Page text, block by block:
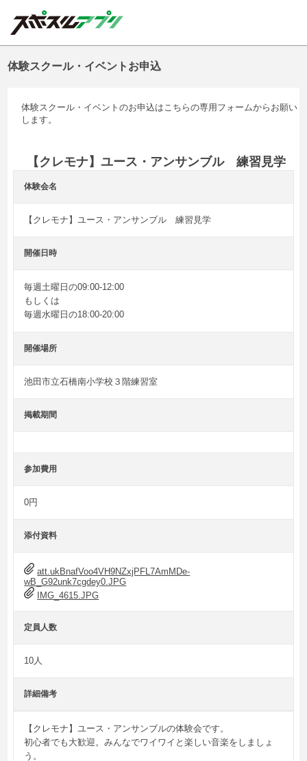
体験スクール・イベントお申込
体験スクール・イベントのお申込はこちらの専用フォームからお願い
します。
【クレモナ】ユース・アンサンブル 練習見学
体験会名
【クレモナ】ユース・アンサンブル 練習見学
開催日時
毎週土曜日の09:00-12:00
もしくは
毎週水曜日の18:00-20:00
開催場所
池田市立石橋南小学校３階練習室
掲載期間
参加費用
0円
添付資料
att.ukBnafVoo4VH9NZxjPFL7AmMDe-
wB_G92unk7cgdey0.JPG
IMG_4615.JPG
定員人数
10人
詳細備考
【クレモナ】ユース・アンサンブルの体験会です。
初心者でも大歓迎。みんなでワイワイと楽しい音楽をしましょ
う。